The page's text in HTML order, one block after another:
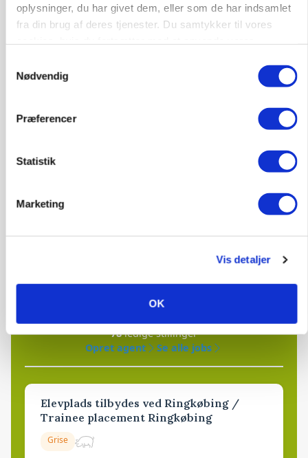
oplysninger, du har givet dem, eller som de har indsamlet
fra din brug af deres tjenester. Du samtykker til vores
Nødvendig
Præferencer
Statistik
Marketing
Vis detaljer
OK
Høstpres kan sænke hvedeprisen yderligere
snurre igen
Loading...
Jobs
i samarbejde med
78ledige stillinger
Opret agent
Se alle jobs
Elevplads tilbydes ved Ringkøbing /
Trainee placement Ringkøbing
Grise